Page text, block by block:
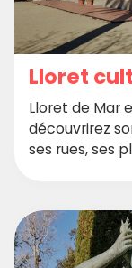
Lloret
Lloret de Mar
découvrirez
ses rues, ses